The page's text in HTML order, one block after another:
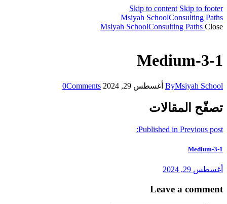
Skip to content Skip to footer
Msiyah SchoolConsulting Paths
Msiyah SchoolConsulting Paths Close
1-Medium-3
ByMsiyah School أغسطس 29, 2024 0Comments
تصفّح المقالات
Published in Previous post:
1-Medium-3
أغسطس 29, 2024
Leave a comment